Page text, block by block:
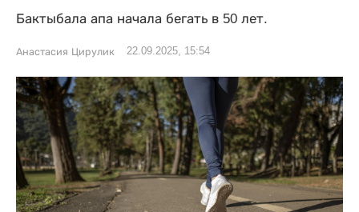
Бактыбала апа начала бегать в 50 лет.
Анастасия Цирулик 22.09.2025, 15:54